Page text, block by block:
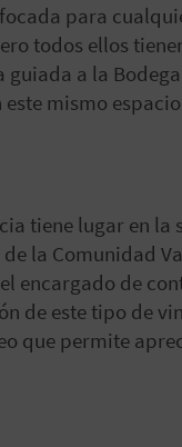
para
todos ellos
a la
mismo
tiene lugar en
la Comunidad
encargado de
de este tipo de
que permite